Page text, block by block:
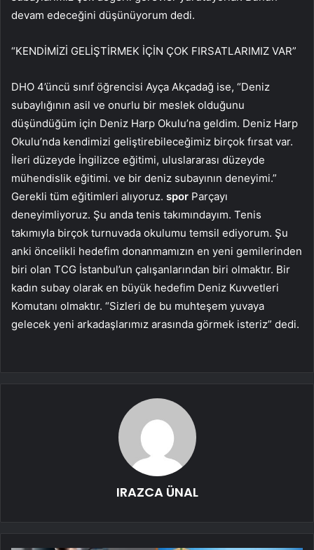
devam edeceğini düşünüyorum dedi.
“KENDİMİZİ GELİŞTİRMEK İÇİN ÇOK FIRSATLARIMIZ VAR”
DHO 4’üncü sınıf öğrencisi Ayça Akçadağ ise, “Deniz
subaylığının asil ve onurlu bir meslek olduğunu
düşündüğüm için Deniz Harp Okulu’na geldim. Deniz Harp
Okulu’nda kendimizi geliştirebileceğimiz birçok fırsat var.
İleri düzeyde İngilizce eğitimi, uluslararası düzeyde
mühendislik eğitimi. ve bir deniz subayının deneyimi.”
Gerekli tüm eğitimleri alıyoruz. spor Parçayı
deneyimliyoruz. Şu anda tenis takımındayım. Tenis
takımıyla birçok turnuvada okulumu temsil ediyorum. Şu
anki öncelikli hedefim donanmamızın en yeni gemilerinden
biri olan TCG İstanbul’un çalışanlarından biri olmaktır. Bir
kadın subay olarak en büyük hedefim Deniz Kuvvetleri
Komutanı olmaktır. “Sizleri de bu muhteşem yuvaya
gelecek yeni arkadaşlarımız arasında görmek isteriz” dedi.
IRAZCA ÜNAL